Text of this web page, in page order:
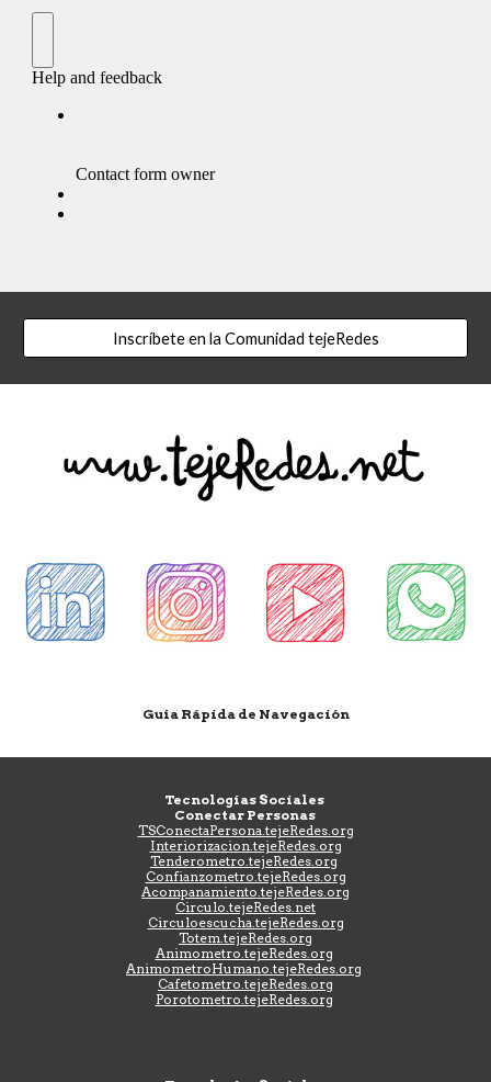
Inscríbete en la Comunidad tejeRedes
Guía Rápida de Navegación
Tecnologías Sociales
Conectar Personas
TSConectaPersona.tejeRedes.org
Interiorizacion.tejeRedes.org
Tenderometro.tejeRedes.org
Confianzometro.tejeRedes.org
Acompanamiento.tejeRedes.org
Circulo.tejeRedes.net
Circuloescucha.tejeRedes.org
Totem.tejeRedes.org
Animometro.tejeRedes.org
AnimometroHumano.tejeRedes.org
Cafetometro.tejeRedes.org
Porotometro.tejeRedes.org